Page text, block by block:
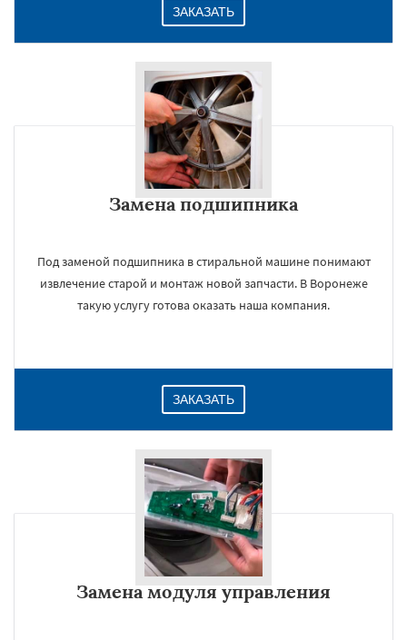
ЗАКАЗАТЬ
Замена подшипника
Под заменой подшипника в стиральной машине понимают
извлечение старой и монтаж новой запчасти. В Воронеже
такую услугу готова оказать наша компания.
ЗАКАЗАТЬ
Замена модуля управления